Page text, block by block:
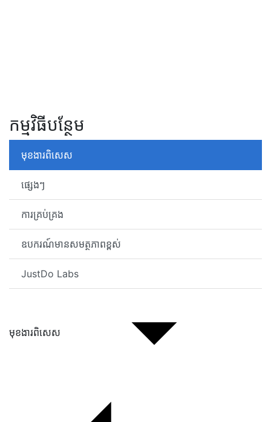
កម្មវិធីបន្ថែម
មុខងារពិសេស
ផ្សេងៗ
ការគ្រប់គ្រង
ឧបករណ៍មានសមត្ថភាពខ្ពស់
JustDo Labs
មុខងារពិសេស